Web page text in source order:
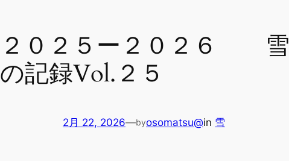
２０２５ー２０２６ 雪
の記録Vol.２５
2月 22, 2026—byosomatsu@in 雪